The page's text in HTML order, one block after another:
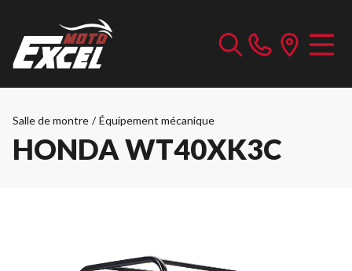
Salle de montre / Équipement mécanique
HONDA WT40XK3C